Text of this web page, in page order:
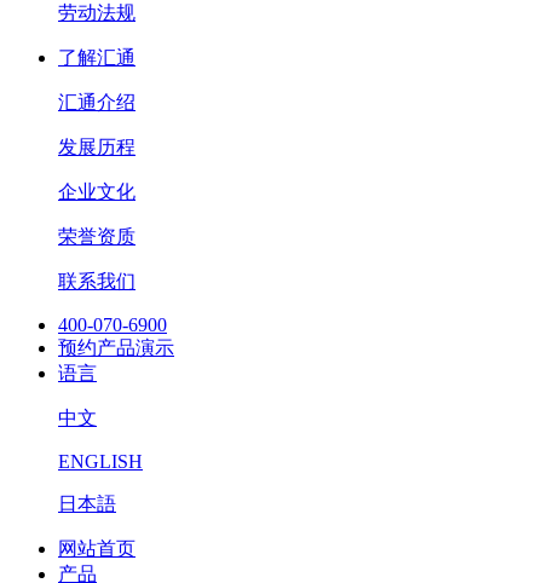
劳动法规
了解汇通
汇通介绍
发展历程
企业文化
荣誉资质
联系我们
400-070-6900
预约产品演示
语言
中文
ENGLISH
日本語
网站首页
产品